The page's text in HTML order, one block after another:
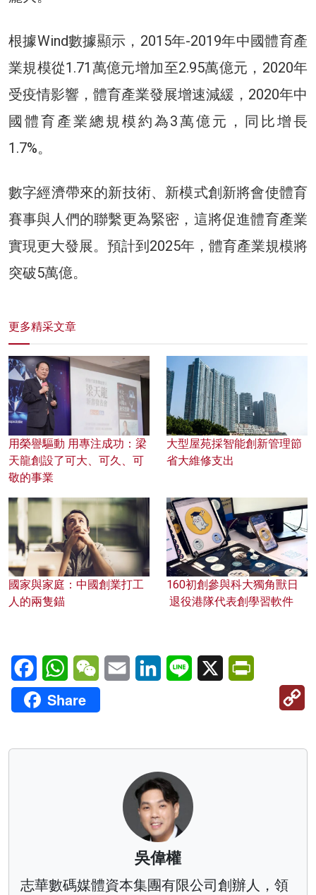
根據Wind數據顯示，2015年-2019年中國體育產
業規模從1.71萬億元增加至2.95萬億元，2020年
受疫情影響，體育產業發展增速減緩，2020年中
國體育產業總規模約為3萬億元，同比增長
1.7%。
數字經濟帶來的新技術、新模式創新將會使體育
賽事與人們的聯繫更為緊密，這將促進體育產業
實現更大發展。預計到2025年，體育產業規模將
突破5萬億。
更多精采文章
用榮譽驅動 用專注成功：梁
天龍創設了可大、可久、可
敬的事業
大型屋苑採智能創新管理節
省大維修支出
國家與家庭：中國創業打工
人的兩隻錨
160初創參與科大獨角獸日
退役港隊代表創學習軟件
FacebookWhatsAppWeChatEmail LinkedInLine X
Share
吳偉權
志華數碼媒體資本集團有限公司創辦人，領